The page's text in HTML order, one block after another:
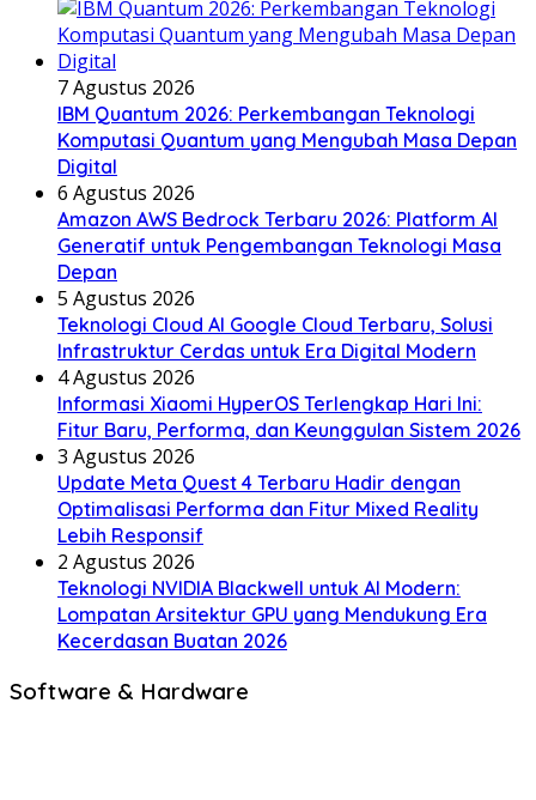
7 Agustus 2026
IBM Quantum 2026: Perkembangan Teknologi
Komputasi Quantum yang Mengubah Masa Depan
Digital
6 Agustus 2026
Amazon AWS Bedrock Terbaru 2026: Platform AI
Generatif untuk Pengembangan Teknologi Masa
Depan
5 Agustus 2026
Teknologi Cloud AI Google Cloud Terbaru, Solusi
Infrastruktur Cerdas untuk Era Digital Modern
4 Agustus 2026
Informasi Xiaomi HyperOS Terlengkap Hari Ini:
Fitur Baru, Performa, dan Keunggulan Sistem 2026
3 Agustus 2026
Update Meta Quest 4 Terbaru Hadir dengan
Optimalisasi Performa dan Fitur Mixed Reality
Lebih Responsif
2 Agustus 2026
Teknologi NVIDIA Blackwell untuk AI Modern:
Lompatan Arsitektur GPU yang Mendukung Era
Kecerdasan Buatan 2026
Software & Hardware